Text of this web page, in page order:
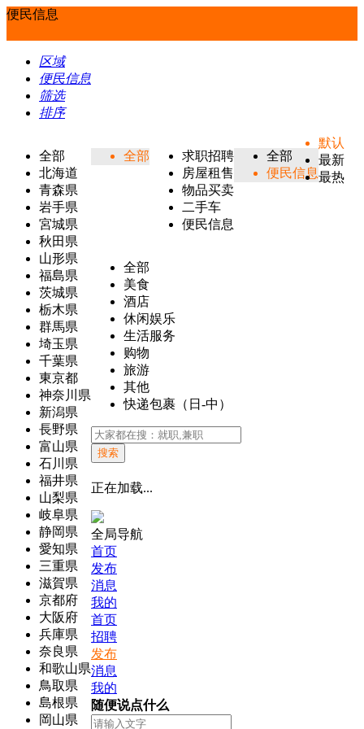
便民信息
区域
便民信息
筛选
排序
全部
北海道
青森県
岩手県
宮城県
秋田県
山形県
福島県
茨城県
栃木県
群馬県
埼玉県
千葉県
東京都
神奈川県
新潟県
長野県
富山県
石川県
福井県
山梨県
岐阜県
静岡県
愛知県
三重県
滋賀県
京都府
大阪府
兵庫県
奈良県
和歌山県
鳥取県
島根県
岡山県
全部
求职招聘
房屋租售
物品买卖
二手车
便民信息
全部
便民信息
全部
美食
酒店
休闲娱乐
生活服务
购物
旅游
其他
快递包裹（日-中）
默认
最新
最热
搜索
正在加载...
全局导航
首页
发布
消息
我的
首页
招聘
发布
消息
我的
随便说点什么